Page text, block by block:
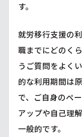
す。
就労移行支援の
職までにどのく
うご質問をよく
的な利用期間は
で、ご自身のペ
アップや自己理
一般的です。